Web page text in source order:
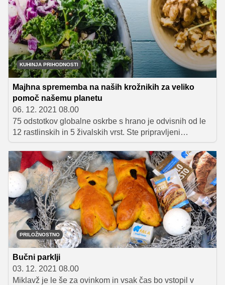
cenimo in v njem preprosto uživajmo!
KUHINJA PRIHODNOSTI
Majhna sprememba na naših krožnikih za veliko
pomoč našemu planetu
06. 12. 2021 08.00
75 odstotkov globalne oskrbe s hrano je odvisnih od le
12 rastlinskih in 5 živalskih vrst. Ste pripravljeni
spremeniti svoj pogled na prehrano?
PRILOŽNOSTNO
Bučni parklji
03. 12. 2021 08.00
Miklavž je le še za ovinkom in vsak čas bo vstopil v